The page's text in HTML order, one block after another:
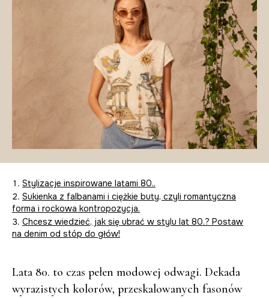
Stylizacje inspirowane latami 80..
Sukienka z falbanami i ciężkie buty, czyli romantyczna
forma i rockowa kontropozycja.
Chcesz wiedzieć, jak się ubrać w stylu lat 80.? Postaw
na denim od stóp do głów!
Lata 80. to czas pełen modowej odwagi. Dekada
wyrazistych kolorów, przeskalowanych fasonów